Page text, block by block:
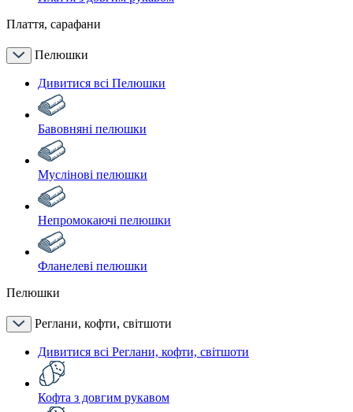
Плаття, сарафани
Пелюшки
Дивитися всі Пелюшки
Бавовняні пелюшки
Муслінові пелюшки
Непромокаючі пелюшки
Фланелеві пелюшки
Пелюшки
Реглани, кофти, світшоти
Дивитися всі Реглани, кофти, світшоти
Кофта з довгим рукавом